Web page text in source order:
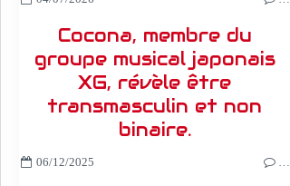
Cocona, membre du
groupe musical japonais
XG, révèle être
transmasculin et non
binaire.
06/12/2025 …